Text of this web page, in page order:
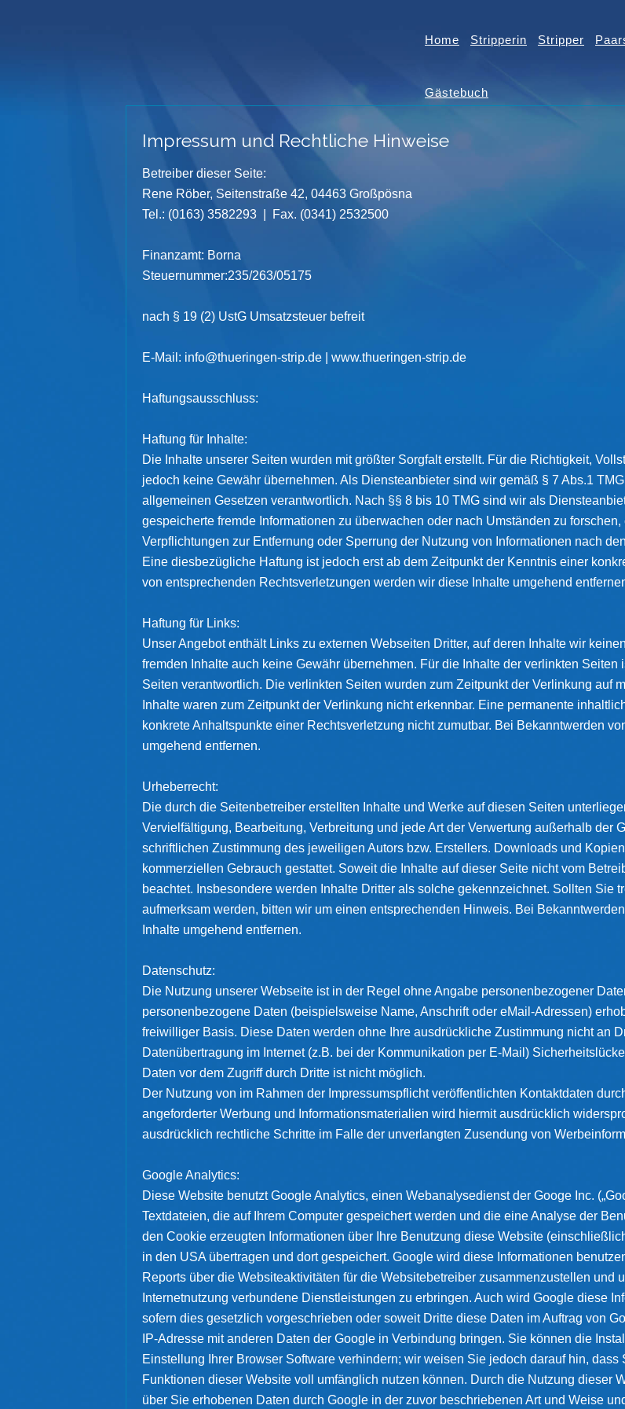
Home Stripperin Stripper
Gästebuch
Impressum und Rechtliche Hinweise
Betreiber dieser Seite:
Rene Röber, Seitenstraße 42, 04463 Großpösna
Tel.: (0163) 3582293 | Fax. (0341) 2532500
Finanzamt: Borna
Steuernummer:235/263/05175
nach § 19 (2) UstG Umsatzsteuer befreit
E-Mail: info@thueringen-strip.de | www.thueringen-strip.de
Haftungsausschluss:
Haftung für Inhalte:
Die Inhalte unserer Seiten wurden mit größter Sorgfalt erstellt. Für die Richtigkeit,
jedoch keine Gewähr übernehmen. Als Diensteanbieter sind wir gemäß § 7 Abs.1
allgemeinen Gesetzen verantwortlich. Nach §§ 8 bis 10 TMG sind wir als
gespeicherte fremde Informationen zu überwachen oder nach Umständen zu
Verpflichtungen zur Entfernung oder Sperrung der Nutzung von Informationen nach
Eine diesbezügliche Haftung ist jedoch erst ab dem Zeitpunkt der Kenntnis einer
von entsprechenden Rechtsverletzungen werden wir diese Inhalte umgehend
Haftung für Links:
Unser Angebot enthält Links zu externen Webseiten Dritter, auf deren Inhalte wir
fremden Inhalte auch keine Gewähr übernehmen. Für die Inhalte der verlinkten
Seiten verantwortlich. Die verlinkten Seiten wurden zum Zeitpunkt der Verlinkung auf
Inhalte waren zum Zeitpunkt der Verlinkung nicht erkennbar. Eine permanente
konkrete Anhaltspunkte einer Rechtsverletzung nicht zumutbar. Bei Bekanntwerden
umgehend entfernen.
Urheberrecht:
Die durch die Seitenbetreiber erstellten Inhalte und Werke auf diesen Seiten
Vervielfältigung, Bearbeitung, Verbreitung und jede Art der Verwertung außerhalb der
schriftlichen Zustimmung des jeweiligen Autors bzw. Erstellers. Downloads und
kommerziellen Gebrauch gestattet. Soweit die Inhalte auf dieser Seite nicht vom
beachtet. Insbesondere werden Inhalte Dritter als solche gekennzeichnet. Sollten Sie
aufmerksam werden, bitten wir um einen entsprechenden Hinweis. Bei
Inhalte umgehend entfernen.
Datenschutz:
Die Nutzung unserer Webseite ist in der Regel ohne Angabe personenbezogener
personenbezogene Daten (beispielsweise Name, Anschrift oder eMail-Adressen)
freiwilliger Basis. Diese Daten werden ohne Ihre ausdrückliche Zustimmung nicht an
Datenübertragung im Internet (z.B. bei der Kommunikation per E-Mail)
Daten vor dem Zugriff durch Dritte ist nicht möglich.
Der Nutzung von im Rahmen der Impressumspflicht veröffentlichten Kontaktdaten
angeforderter Werbung und Informationsmaterialien wird hiermit ausdrücklich
ausdrücklich rechtliche Schritte im Falle der unverlangten Zusendung von
Google Analytics:
Diese Website benutzt Google Analytics, einen Webanalysedienst der Googe Inc.
Textdateien, die auf Ihrem Computer gespeichert werden und die eine Analyse der
den Cookie erzeugten Informationen über Ihre Benutzung diese Website
in den USA übertragen und dort gespeichert. Google wird diese Informationen
Reports über die Websiteaktivitäten für die Websitebetreiber zusammenzustellen und
Internetnutzung verbundene Dienstleistungen zu erbringen. Auch wird Google diese
sofern dies gesetzlich vorgeschrieben oder soweit Dritte diese Daten im Auftrag von
IP-Adresse mit anderen Daten der Google in Verbindung bringen. Sie können die
Einstellung Ihrer Browser Software verhindern; wir weisen Sie jedoch darauf hin,
Funktionen dieser Website voll umfänglich nutzen können. Durch die Nutzung dieser
über Sie erhobenen Daten durch Google in der zuvor beschriebenen Art und Weise